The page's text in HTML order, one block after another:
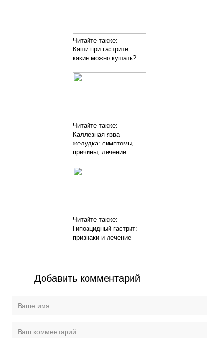
Читайте также:
Каши при гастрите:
какие можно кушать?
Читайте также:
Каллезная язва
желудка: симптомы,
причины, лечение
Читайте также:
Гипоацидный гастрит:
признаки и лечение
Добавить комментарий